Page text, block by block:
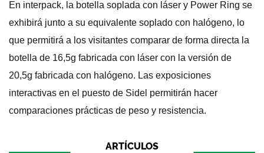
En interpack, la botella soplada con láser y Power Ring se
exhibirá junto a su equivalente soplado con halógeno, lo
que permitirá a los visitantes comparar de forma directa la
botella de 16,5g fabricada con láser con la versión de
20,5g fabricada con halógeno. Las exposiciones
interactivas en el puesto de Sidel permitirán hacer
comparaciones prácticas de peso y resistencia.
ARTÍCULOS